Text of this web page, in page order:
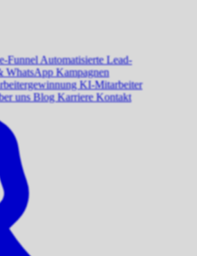
FunnelAutomatisierte Lead-
WhatsApp Kampagnen
KI-Mitarbeiter
uns Blog Karriere Kontakt